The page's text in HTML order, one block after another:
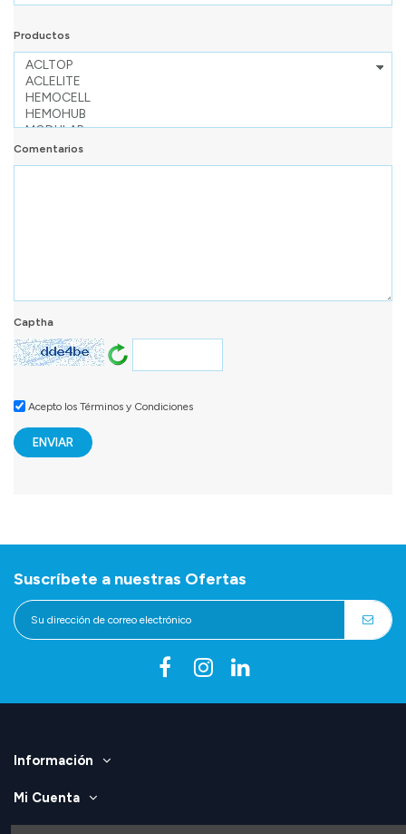
Productos
Comentarios
Captha
Acepto los Términos y Condiciones
Suscríbete a nuestras Ofertas
Información
Mi Cuenta